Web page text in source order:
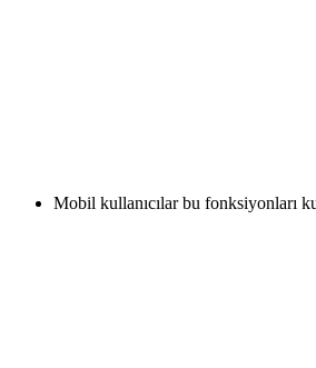
Mobil kullanıcılar bu fonksiyonları